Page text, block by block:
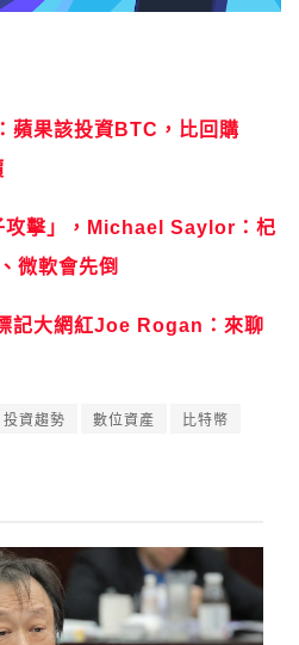
果該投資BTC，比回購
攻擊」，Michael Saylor：杞
微軟會先倒
記大網紅Joe Rogan：來聊
投資趨勢 數位資產 比特幣